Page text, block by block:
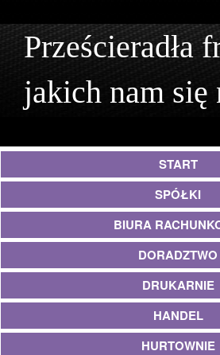
Prześcieradła
jakich nam się
START
SPÓŁKI
BIURA
DORADZTWO
DRUKARNIE
HANDEL
HURTOWNIE